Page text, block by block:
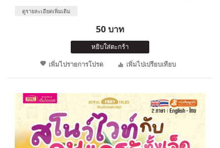
ดูรายละเอียดเพิ่มเติม
50 บาท
หยิบใส่ตะกร้า
เพิ่มไปรายการโปรด
เพิ่มไปเปรียบเทียบ